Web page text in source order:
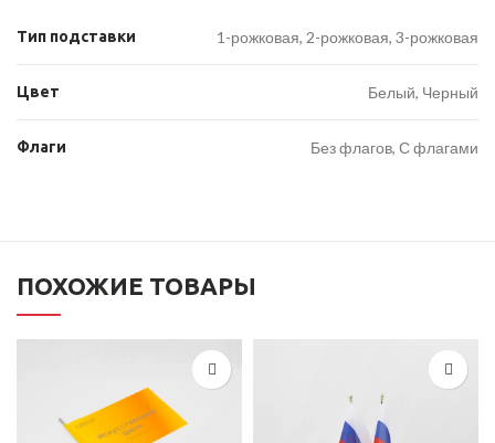
Тип подставки 1-рожковая, 2-рожковая, 3-рожковая
Цвет Белый, Черный
Флаги Без флагов, С флагами
ПОХОЖИЕ ТОВАРЫ